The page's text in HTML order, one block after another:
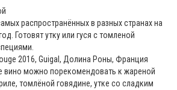
распространённых в разных странах на
Готовят утку или гуся с томленой
2016, Guigal, Долина Роны, Франция
вино можно порекомендовать к жареной
томлёной говядине, утке со сладким